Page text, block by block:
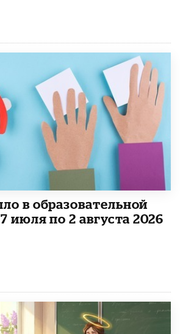
в образовательной
июля по 2 августа 2026